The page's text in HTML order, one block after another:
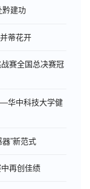
黔建功
蒂花开
赛全国总决赛冠
华中科技大学健
”新范式
再创佳绩